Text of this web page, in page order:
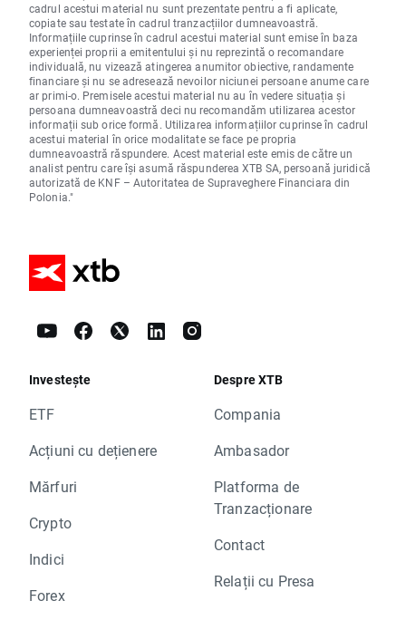
cadrul acestui material nu sunt prezentate pentru a fi aplicate,
copiate sau testate în cadrul tranzacțiilor dumneavoastră.
Informațiile cuprinse în cadrul acestui material sunt emise în baza
experienței proprii a emitentului și nu reprezintă o recomandare
individuală, nu vizează atingerea anumitor obiective, randamente
financiare și nu se adresează nevoilor niciunei persoane anume care
ar primi-o. Premisele acestui material nu au în vedere situația și
persoana dumneavoastră deci nu recomandăm utilizarea acestor
informații sub orice formă. Utilizarea informațiilor cuprinse în cadrul
acestui material în orice modalitate se face pe propria
dumneavoastră răspundere. Acest material este emis de către un
analist pentru care își asumă răspunderea XTB SA, persoană juridică
autorizată de KNF – Autoritatea de Supraveghere Financiara din
Polonia."
Investește
ETF
Acțiuni cu dețienere
Mărfuri
Crypto
Indici
Forex
Despre XTB
Compania
Ambasador
Platforma de
Tranzacționare
Contact
Relații cu Presa